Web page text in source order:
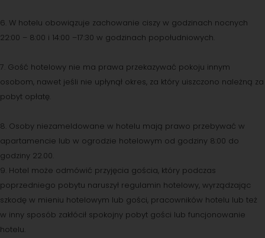
6. W hotelu obowiązuje zachowanie ciszy w godzinach nocnych
22:00 – 8:00 i 14:00 –17:30 w godzinach popołudniowych.
7. Gość hotelowy nie ma prawa przekazywać pokoju innym
osobom, nawet jeśli nie upłynął okres, za który uiszczono należną za
pobyt opłatę.
8. Osoby niezameldowane w hotelu mają prawo przebywać w
apartamencie lub w ogrodzie hotelowym od godziny 8:00 do
godziny 22.00.
9. Hotel może odmówić przyjęcia gościa, który podczas
poprzedniego pobytu naruszył regulamin hotelowy, wyrządzając
szkodę w mieniu hotelowym lub gości, pracowników hotelu lub też
w inny sposób zakłócił spokojny pobyt gości lub funcjonowanie
hotelu.